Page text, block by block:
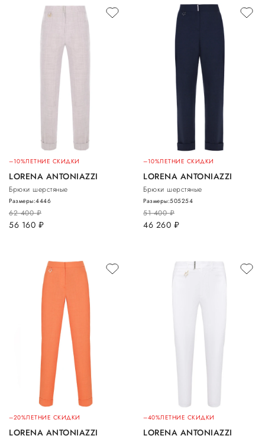
–10%ЛЕТНИЕ СКИДКИ
LORENA ANTONIAZZI
Брюки шерстяные
62 400руб.
56 160 руб.
Размеры:4446
–10%ЛЕТНИЕ СКИДКИ
LORENA ANTONIAZZI
Брюки шерстяные
51 400руб.
46 260 руб.
Размеры:505254
–20%ЛЕТНИЕ СКИДКИ
LORENA ANTONIAZZI
–40%ЛЕТНИЕ СКИДКИ
LORENA ANTONIAZZI